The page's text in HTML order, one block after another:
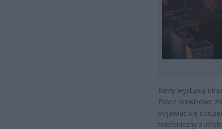
Kiedy wystąpią
Prace serwisowe
pojawiać się
telefoniczny z